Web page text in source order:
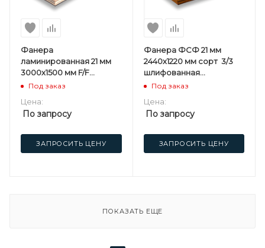
Фанера
ламинированная 21 мм
3000х1500 мм F/F
березовая 3 сорт
Под заказ
Цена:
По запросу
ЗАПРОСИТЬ ЦЕНУ
Фанера ФСФ 21 мм
2440х1220 мм сорт 3/3
шлифованная
березовая
Под заказ
Цена:
По запросу
ЗАПРОСИТЬ ЦЕНУ
ПОКАЗАТЬ ЕЩЕ